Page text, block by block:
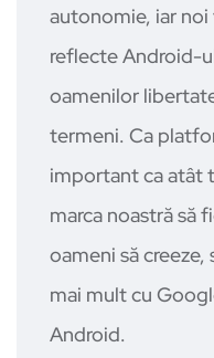
autonomie, iar noi
reflecte Android-
oamenilor
termeni. Ca
important ca atât
marca noastră să
oameni să creeze,
mai mult cu
Android.